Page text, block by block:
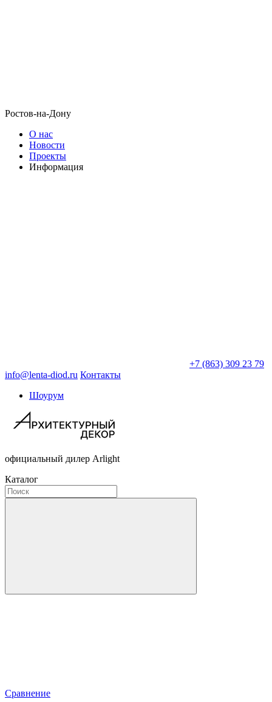
Ростов-на-Дону
О нас
Новости
Проекты
Информация
+7 (863) 309 23 79
info@lenta-diod.ru Контакты
Шоурум
официальный дилер Arlight
Каталог
Сравнение